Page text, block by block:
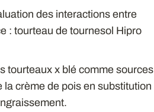
des interactions entre
: tourteau de tournesol Hipro
tourteaux x blé comme sources
crème de pois en substitution